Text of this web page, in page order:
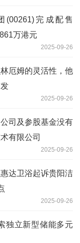
(00261)完成配售
万港元
2025-09-26
厄姆的灵活性，他
2025-09-26
司及参股基金没有
有限公司
2025-09-26
达卫浴起诉贵阳洁
2025-09-26
独立新型储能多元